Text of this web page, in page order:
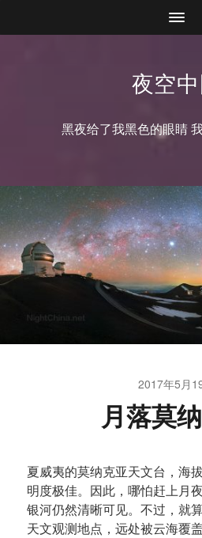
夜空
黑夜给了我黑色的眼睛
2017年5月
月落莫
夏威夷的莫纳克亚天文台，海
明度极佳。因此，哪怕赶上月
银河仍然清晰可见。不过，就
天文观测地点，远处被云海覆